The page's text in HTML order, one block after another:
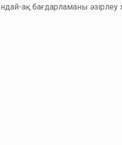
ақ бағдарламаны